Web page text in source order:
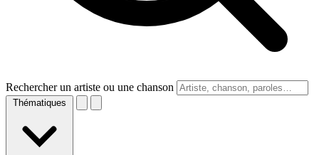
Rechercher un artiste ou une chanson
Thématiques